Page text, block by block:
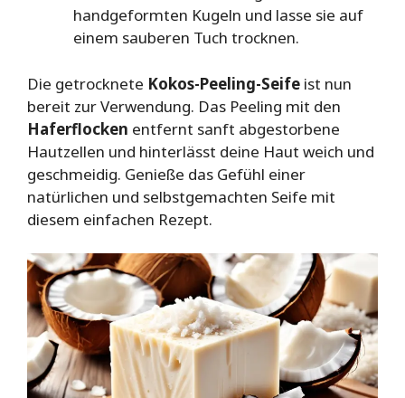
handgeformten Kugeln und lasse sie auf
einem sauberen Tuch trocknen.
Die getrocknete Kokos-Peeling-Seife ist nun
bereit zur Verwendung. Das Peeling mit den
Haferflocken entfernt sanft abgestorbene
Hautzellen und hinterlässt deine Haut weich und
geschmeidig. Genieße das Gefühl einer
natürlichen und selbstgemachten Seife mit
diesem einfachen Rezept.